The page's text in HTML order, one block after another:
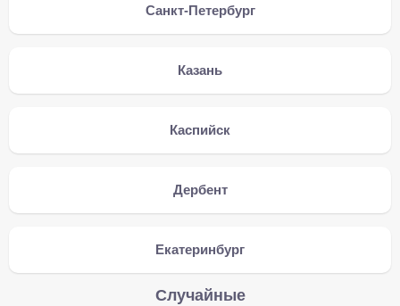
Санкт-Петербург
Казань
Каспийск
Дербент
Екатеринбург
Случайные